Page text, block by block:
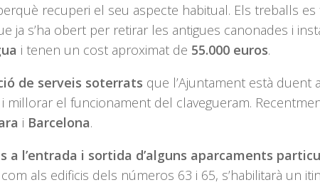
recuperi el seu aspecte habitual. Els treballs es
s’ha obert per retirar les antigues canonades i
i tenen un cost aproximat de 55.000 euros.
de serveis soterrats que l’Ajuntament està duent
el funcionament del clavegueram.
i Barcelona.
a l’entrada i sortida d’alguns aparcaments
als edificis dels números 63 i 65, s’habilitarà un